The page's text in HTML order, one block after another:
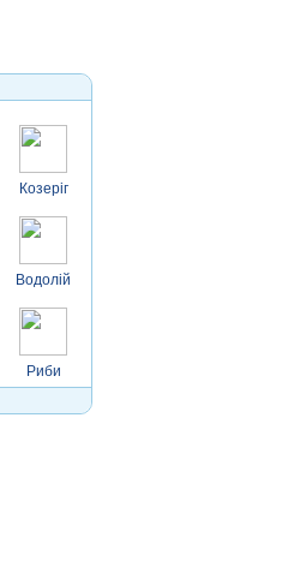
Козеріг
Водолій
Риби